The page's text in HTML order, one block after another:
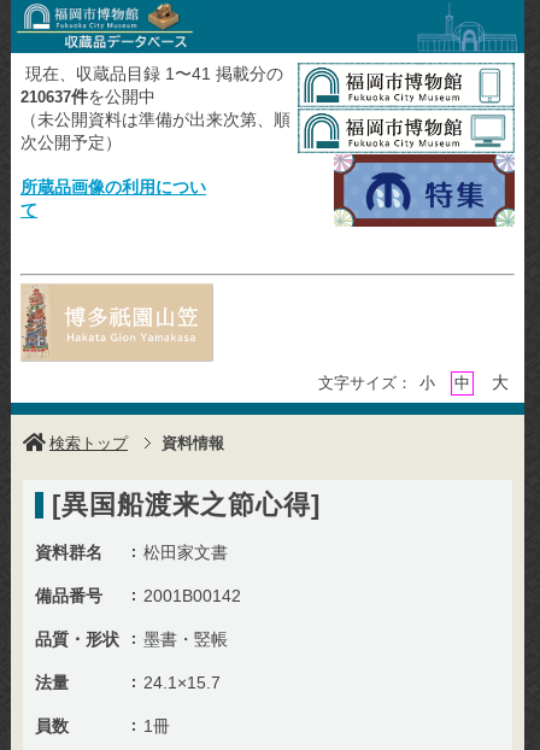
現在、収蔵品目録 1〜41 掲載分の
210637件を公開中
（未公開資料は準備が出来次第、順
次公開予定）
所蔵品画像の利用につい
て
文字サイズ： 小 中 大
検索トップ 資料情報
[異国船渡来之節心得]
資料群名 松田家文書
備品番号 2001B00142
品質・形状 墨書・竪帳
法量 24.1×15.7
員数 1冊